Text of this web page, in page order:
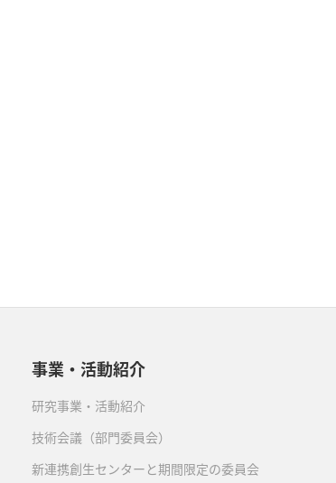
事業・活動紹介
研究事業・活動紹介
技術会議（部門委員会）
新連携創生センターと期間限定の委員会